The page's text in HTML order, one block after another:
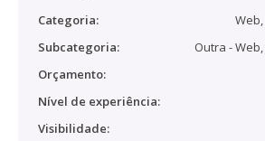
Categoria:
Subcategoria:
Outra -
Orçamento:
Nível de experiência:
Visibilidade: